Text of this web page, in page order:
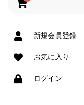
新規会員登録
お気に入り
ログイン